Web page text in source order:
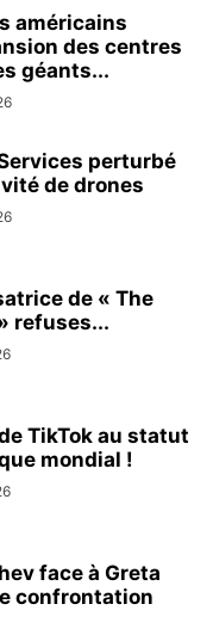
américains
des centres
géants...
perturbé
de drones
de « The
refuses...
TikTok au statut
mondial !
face à Greta
confrontation